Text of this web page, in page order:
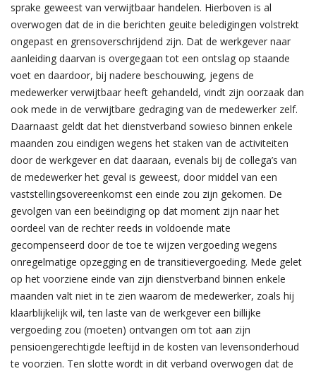
sprake geweest van verwijtbaar handelen. Hierboven is al
overwogen dat de in die berichten geuite beledigingen volstrekt
ongepast en grensoverschrijdend zijn. Dat de werkgever naar
aanleiding daarvan is overgegaan tot een ontslag op staande
voet en daardoor, bij nadere beschouwing, jegens de
medewerker verwijtbaar heeft gehandeld, vindt zijn oorzaak dan
ook mede in de verwijtbare gedraging van de medewerker zelf.
Daarnaast geldt dat het dienstverband sowieso binnen enkele
maanden zou eindigen wegens het staken van de activiteiten
door de werkgever en dat daaraan, evenals bij de collega’s van
de medewerker het geval is geweest, door middel van een
vaststellingsovereenkomst een einde zou zijn gekomen. De
gevolgen van een beëindiging op dat moment zijn naar het
oordeel van de rechter reeds in voldoende mate
gecompenseerd door de toe te wijzen vergoeding wegens
onregelmatige opzegging en de transitievergoeding. Mede gelet
op het voorziene einde van zijn dienstverband binnen enkele
maanden valt niet in te zien waarom de medewerker, zoals hij
klaarblijkelijk wil, ten laste van de werkgever een billijke
vergoeding zou (moeten) ontvangen om tot aan zijn
pensioengerechtigde leeftijd in de kosten van levensonderhoud
te voorzien. Ten slotte wordt in dit verband overwogen dat de